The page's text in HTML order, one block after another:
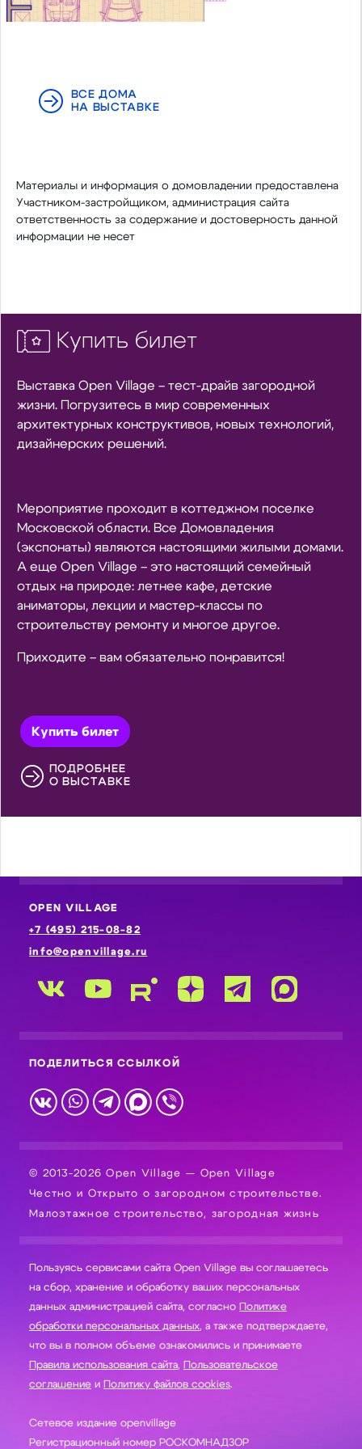
ВСЕ ДОМА
НА ВЫСТАВКЕ
Материалы и информация о домовладении предоставлена
Участником-застройщиком, администрация сайта
ответственность за содержание и достоверность данной
информации не несет
Купить билет
Выставка Open Village – тест-драйв загородной
жизни. Погрузитесь в мир современных
архитектурных конструктивов, новых технологий,
дизайнерских решений.
Мероприятие проходит в коттеджном поселке
Московской области. Все Домовладения
(экспонаты) являются настоящими жилыми домами.
А еще Open Village – это настоящий семейный
отдых на природе: летнее кафе, детские
аниматоры, лекции и мастер-классы по
строительству ремонту и многое другое.
Приходите – вам обязательно понравится!
Купить билет
ПОДРОБНЕЕ
О ВЫСТАВКЕ
OPEN VILLAGE
+7 (495) 215-08-82
info@openvillage.ru
ПОДЕЛИТЬСЯ ССЫЛКОЙ
© 2013-2026 Open Village — Open Village
Честно и Открыто о загородном строительстве.
Малоэтажное строительство, загородная жизнь
Пользуясь сервисами сайта Open Village вы соглашаетесь
на сбор, хранение и обработку ваших персональных
данных администрацией сайта, согласно
Политике
обработки персональных данных, а также подтверждаете,
что вы в полном объеме ознакомились и принимаете
Правила использования сайта,
Пользовательское
соглашение и Политику файлов cookies.
Сетевое издание openvillage
Регистрационный номер РОСКОМНАДЗОР